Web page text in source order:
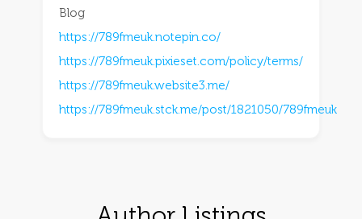
Blog
https://789fmeuk.notepin.co/
https://789fmeuk.pixieset.com/policy/terms/
https://789fmeuk.website3.me/
https://789fmeuk.stck.me/post/1821050/789fmeuk